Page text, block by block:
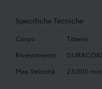
Specifiche Tecniche
Corpo Titanio
Rivestimento DURACOAT
Max Velocità 23,000 min